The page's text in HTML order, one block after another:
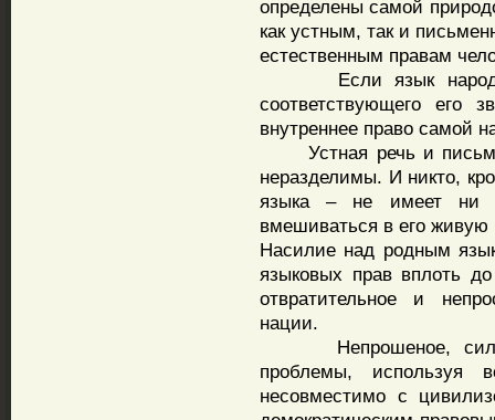
определены самой
как устным, так и
естественным правам
Если язык народу
соответствующего его
внутреннее право самой
Устная речь и
неразделимы. И никто,
языка – не имеет ни
вмешиваться в его живую
Насилие над родным
языковых прав вплоть
отвратительное и
нации.
Непрошеное,
проблемы, используя
несовместимо с